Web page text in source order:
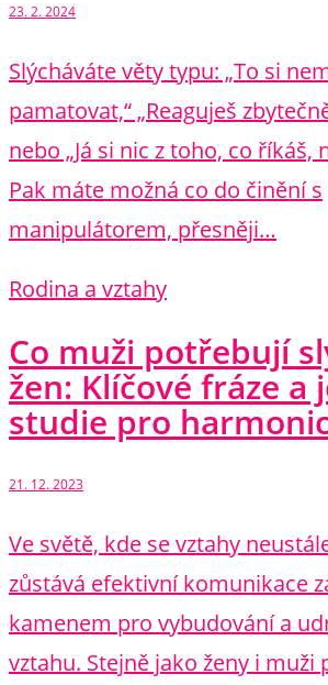
23. 2. 2024
Slýcháváte věty typu: „To si
pamatovat,“ „Reaguješ
nebo „Já si nic z toho, co říkáš,
Pak máte možná co do činění s
manipulátorem, přesněji…
Rodina a vztahy
Co muži potřebují
žen: Klíčové fráze a
studie pro
21. 12. 2023
Ve světě, kde se vztahy
zůstává efektivní komunikace
kamenem pro vybudování a
vztahu. Stejně jako ženy i muži